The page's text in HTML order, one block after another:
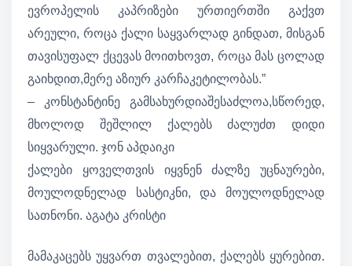
ევროპელის კაპრიზები ურთიერთში გაქვთ
არეული, როცა ქალი საყვარლად გინდათ, მისგან
თავისუფალ ქცევას მოითხოვთ, როცა მას ცოლად
გაიხდით,მერე აზიურ კარჩაკეტილობას.”
– კონსტანტინე გამსახურდიაშესაძლოა,სწორედ,
მხოლოდ შეშლილ ქალებს ძალუძთ დიდი
სიყვარული. ჯონ აპდაიკი
ქალები ყოველთვის იყვნენ ძალზე უცნაურები,
მოულოდნელად სასტიკნი, და მოულოდნელად
სათნონი. აგატა კრისტი
მამაკაცებს უყვართ თვალებით, ქალებს ყურებით.